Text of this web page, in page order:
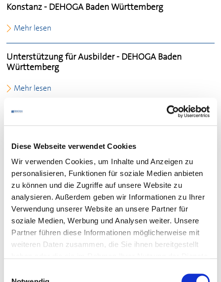
Diese Webseite verwendet Cookies
Wir verwenden Cookies, um Inhalte und Anzeigen zu
personalisieren, Funktionen für soziale Medien anbieten
zu können und die Zugriffe auf unsere Website zu
analysieren. Außerdem geben wir Informationen zu Ihrer
Verwendung unserer Website an unsere Partner für
soziale Medien, Werbung und Analysen weiter. Unsere
Partner führen diese Informationen möglicherweise mit
weiteren Daten zusammen, die Sie ihnen bereitgestellt
Konstanz - DEHOGABaden Württemberg
Mehr lesen
Unterstützung für Ausbilder - DEHOGABaden
Württemberg
Mehr lesen
Grundlagen der Ausbildung -DEHOGABaden
Württemberg
Mehr lesen
Mitmachen -DEHOGABaden Württemberg
Mehr lesen
Im Fokus -DEHOGA